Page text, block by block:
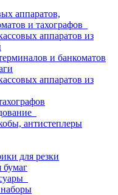
аппаратов,
и тахографов
аппаратов из
и банкоматов
аппаратов из
антистеплеры
для резки
бумаг